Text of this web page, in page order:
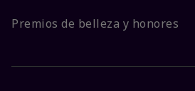
Premios de belleza y honores